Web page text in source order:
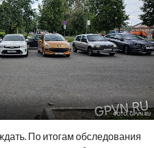
ФОТО: GPVN.RU
По итогам обследования